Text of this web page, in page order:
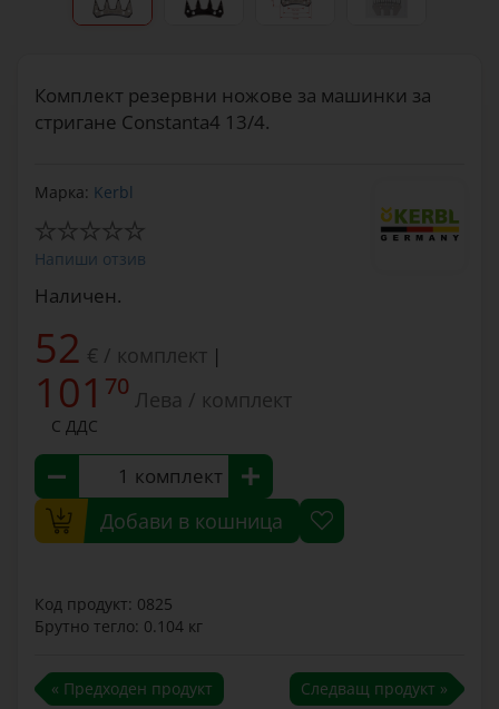
Комплект резервни ножове за машинки за
стригане Constanta4 13/4.
Марка: Kerbl
Напиши отзив
Наличен.
52 € / комплект |
101 70 Лева / комплект
С ДДС
комплект
Добави в кошница
Код продукт: 0825
Брутно тегло: 0.104 кг
« Предходен продукт Следващ продукт »